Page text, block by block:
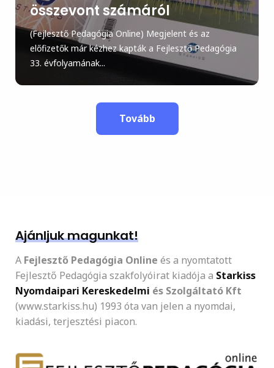
összevont számáról
(Fejlesztő Pedagógia Online) Megjelent és az
előfizetők már kézhez kapták a Fejlesztő Pedagógia
33. évfolyamának...
Tovább
Ajánljuk magunkat!
A Fejlesztő Pedagógia Online és a nyomtatott
Fejlesztő Pedagógia szakfolyóirat kiadója a Starkiss
Nyomdaipari Kereskedelmi és Szolgáltató Kft
(www.starkiss.hu) 1993 óta van jelen a nyomdai,
kiadási, terjesztési piacon.